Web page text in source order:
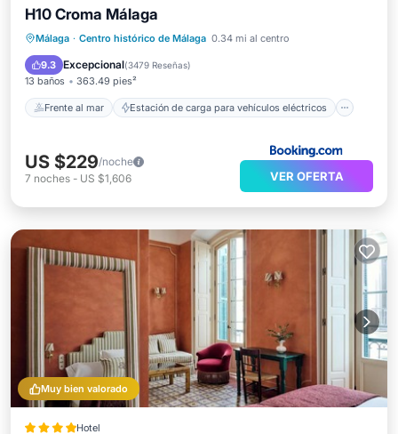
H10 Croma Málaga
Málaga · Centro histórico de Málaga 0.34 mi al centro
9.3 Excepcional(3479 Reseñas)
13 baños 363.49 pies²
Frente al mar Estación de carga para vehículos eléctricos
Frente al mar
Estación de carga para vehículos eléctricos
Aparcamiento
Piscina
US $229/noche
7 noches - US $1,606 VER OFERTA
Muy bien valorado
Hotel